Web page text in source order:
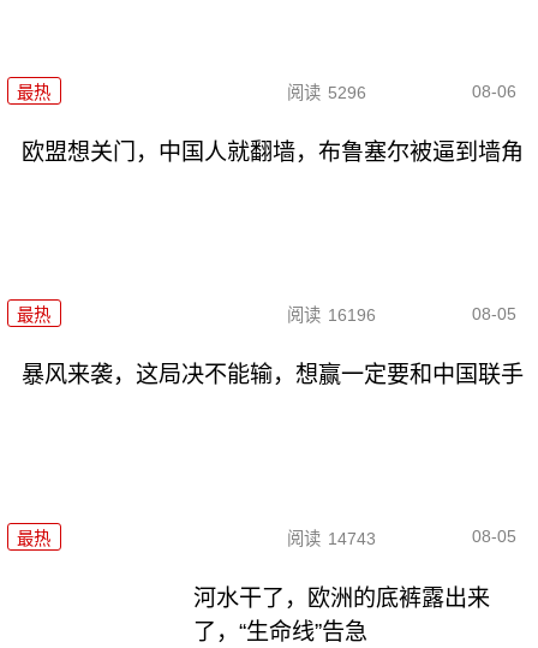
最热 阅读 5296 08-06
欧盟想关门，中国人就翻墙，布鲁塞尔被逼到墙角
最热 阅读 16196 08-05
暴风来袭，这局决不能输，想赢一定要和中国联手
最热 阅读 14743 08-05
河水干了，欧洲的底裤露出来
了，“生命线”告急